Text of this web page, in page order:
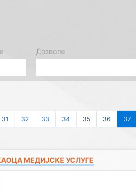
Дозволе
31 32 33 34 35 36 37
МЕДИЈСКЕ УСЛУГЕ